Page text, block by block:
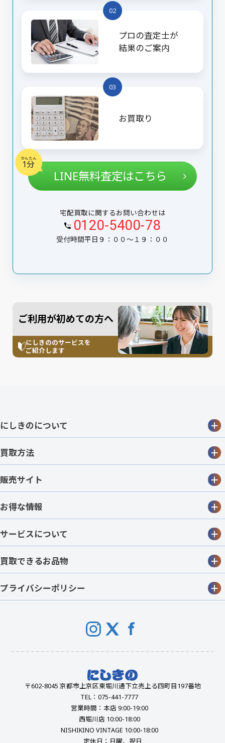
02
プロの査定士が
結果のご案内
03
お買取り
かんたん
1分
LINE無料査定はこちら
宅配買取に関するお問い合わせは
0120-5400-78
受付時間平日９：００〜１９：００
ご利用が初めての方へ
にしきののサービスを
ご紹介します
にしきのについて
買取方法
販売サイト
お得な情報
サービスについて
買取できるお品物
プライバシーポリシー
〒602-8045 京都市上京区東堀川通下立売上る四町目197番地
TEL：075-441-7777
営業時間：本店 9:00-19:00
西堀川店 10:00-18:00
NISHIKINO VINTAGE 10:00-18:00
定休日：日曜、祝日